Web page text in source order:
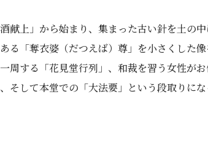
献上」から始まり、集まった古い針を土の
る「奪衣婆（だつえば）尊」を小さくした
周する「花見堂行列」、和裁を習う女性が
そして本堂での「大法要」という段取りに